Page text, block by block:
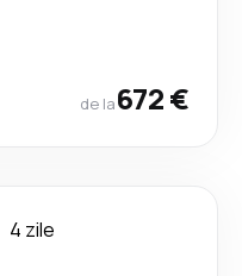
de la672 €
4 zile